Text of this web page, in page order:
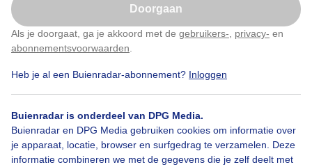
Doorgaan
Als je doorgaat, ga je akkoord met de gebruikers- privacy- en
abonnementsvoorwaarden
Heb je al een Buienradar-abonnement? Inloggen
Buienradar is onderdeel van DPG Media.
Buienradar en DPG Media gebruiken cookies om informatie over
je apparaat, locatie, browser en surfgedrag te verzamelen. Deze
informatie combineren we met de gegevens die je zelf deelt met
Klik hierom dit aan te passen